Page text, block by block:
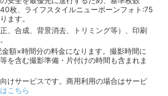
40枚、ライフスタイルニューボーンフォト:75
ます。
、合成、背景消去、トリミング等）、印刷
額×時間分の料金になります。撮影時間に
を含む撮影準備・片付けの時間も含まれま
けサービスです。商用利用の場合はサービ
こちら